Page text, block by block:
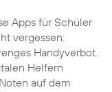
Apps für Schüler
vergessen:
Handyverbot.
Helfern
auf dem